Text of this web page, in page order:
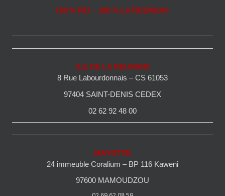
100 % PEI - 100 % LA REUNION
ILE DE LA REUNION
8 Rue Labourdonnais – CS 61053
97404 SAINT-DENIS CEDEX
02 62 92 48 00
MAYOTTE
24 immeuble Coralium – BP 116 Kaweni
97600 MAMOUDZOU